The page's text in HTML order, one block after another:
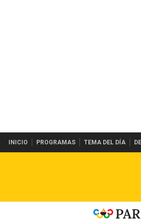
INICIO PROGRAMAS TEMA DEL DÍA